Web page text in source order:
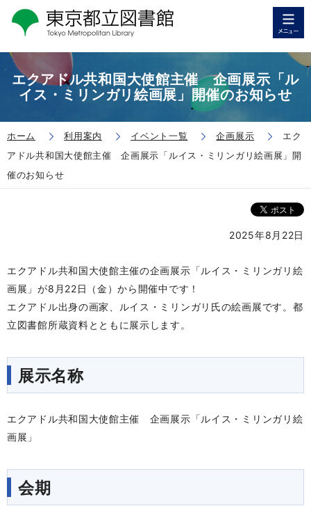
エクアドル共和国大使館主催 企画展示「ル
イス・ミリンガリ絵画展」開催のお知らせ
ホーム 利用案内 イベント一覧 企画展示
エク
アドル共和国大使館主催 企画展示「ルイス・ミリンガリ絵画展」開
催のお知らせ
2025年8月22日
エクアドル共和国大使館主催の企画展示「ルイス・ミリンガリ絵
画展」が8月22日（金）から開催中です！
エクアドル出身の画家、ルイス・ミリンガリ氏の絵画展です。都
立図書館所蔵資料とともに展示します。
展示名称
エクアドル共和国大使館主催 企画展示「ルイス・ミリンガリ絵
画展」
会期